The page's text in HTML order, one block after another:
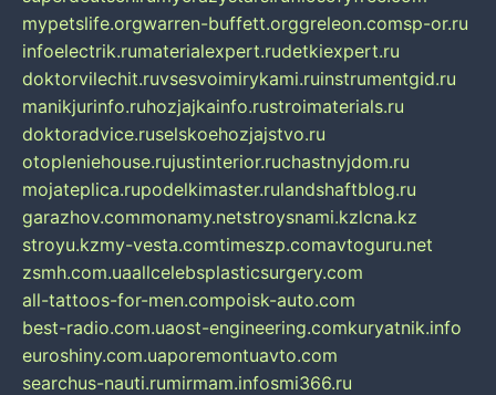
mypetslife.orgwarren-buffett.orggreleon.comsp-or.ru
infoelectrik.rumaterialexpert.rudetkiexpert.ru
doktorvilechit.ruvsesvoimirykami.ruinstrumentgid.ru
manikjurinfo.ruhozjajkainfo.rustroimaterials.ru
doktoradvice.ruselskoehozjajstvo.ru
otopleniehouse.rujustinterior.ruchastnyjdom.ru
mojateplica.rupodelkimaster.rulandshaftblog.ru
garazhov.commonamy.netstroysnami.kzlcna.kz
stroyu.kzmy-vesta.comtimeszp.comavtoguru.net
zsmh.com.uaallcelebsplasticsurgery.com
all-tattoos-for-men.compoisk-auto.com
best-radio.com.uaost-engineering.comkuryatnik.info
euroshiny.com.uaporemontuavto.com
searchus-nauti.rumirmam.infosmi366.ru